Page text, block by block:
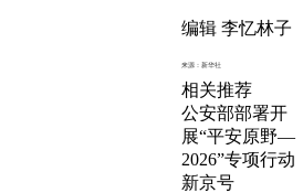
编辑 李忆林子
来源：新华社
相关推荐
公安部部署开
展“平安原野—
2026”专项行动
新京号